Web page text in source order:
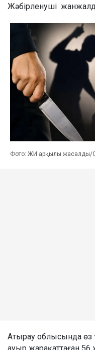
Жәбірленуші
Фото: ЖИ арқылы жасалды/
Атырау облысында